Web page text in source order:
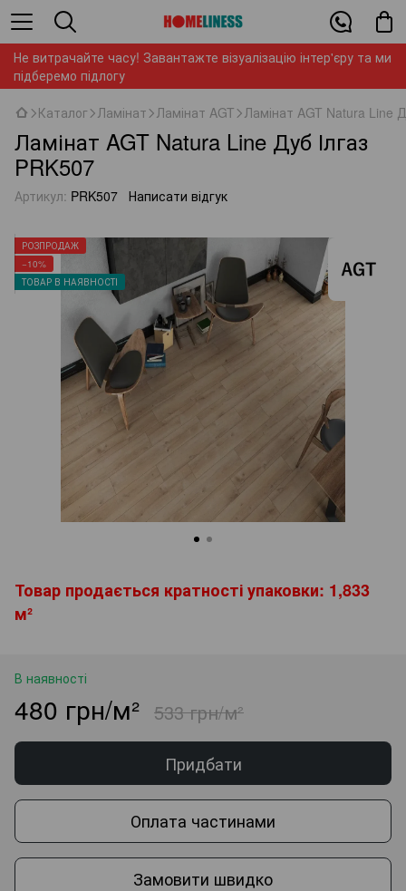
Не витрачайте часу! Завантажте візуалізацію інтер'єру та ми
підберемо підлогу
Каталог Ламінат Ламінат AGT Ламінат AGT Natura Line
Ламінат AGT Natura Line Дуб Ілгаз
PRK507
Артикул: PRK507 Написати відгук
РОЗПРОДАЖ
−10%
ТОВАР В НАЯВНОСТІ
Товар продається кратності упаковки: 1,833
м²
В наявності
480 грн/м² 533 грн/м²
Придбати
Оплата частинами
Замовити швидко